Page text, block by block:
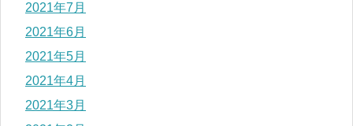
2021年7月
2021年6月
2021年5月
2021年4月
2021年3月